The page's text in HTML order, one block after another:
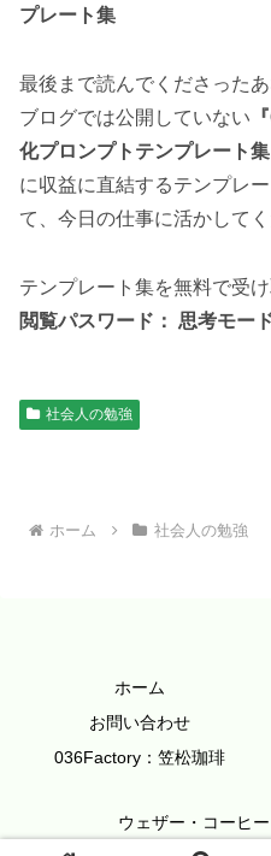
プレート集
最後まで読んでくださったあ
ブログでは公開していない
化プロンプトテンプレート集
に収益に直結するテンプレ
て、今日の仕事に活かしてく
テンプレート集を無料で受
閲覧パスワード： 思考モー
社会人の勉強
ホーム 社会人の勉強
ホーム
お問い合わせ
036Factory：笠松珈琲
ウェザー・コーヒ